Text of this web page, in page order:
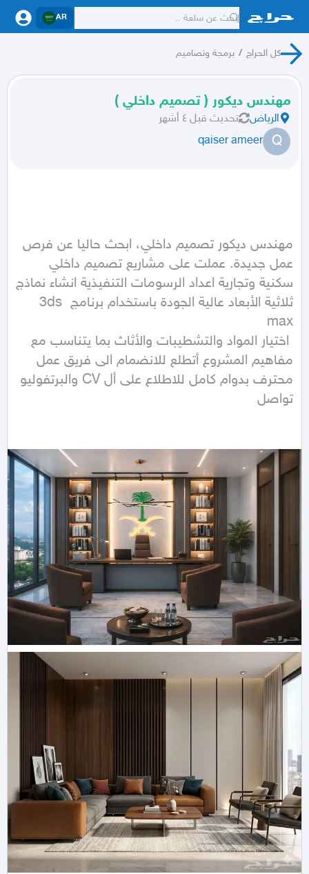
AR
كل الحراج / برمجة وتصاميم
مهندس ديكور ( تصميم داخلي )
الرياض تحديث قبل ٤ أشهر
Q
qaiser ameer
ثلاثية الأبعاد عالية الجودة باستخدام برنامج 3ds
تواصل